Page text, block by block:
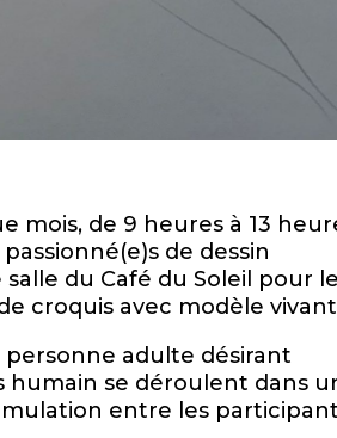
mois, de 9 heures à 13
de dessin
du Café du Soleil pour
croquis avec modèle
adulte désirant
humain se déroulent dans
entre les